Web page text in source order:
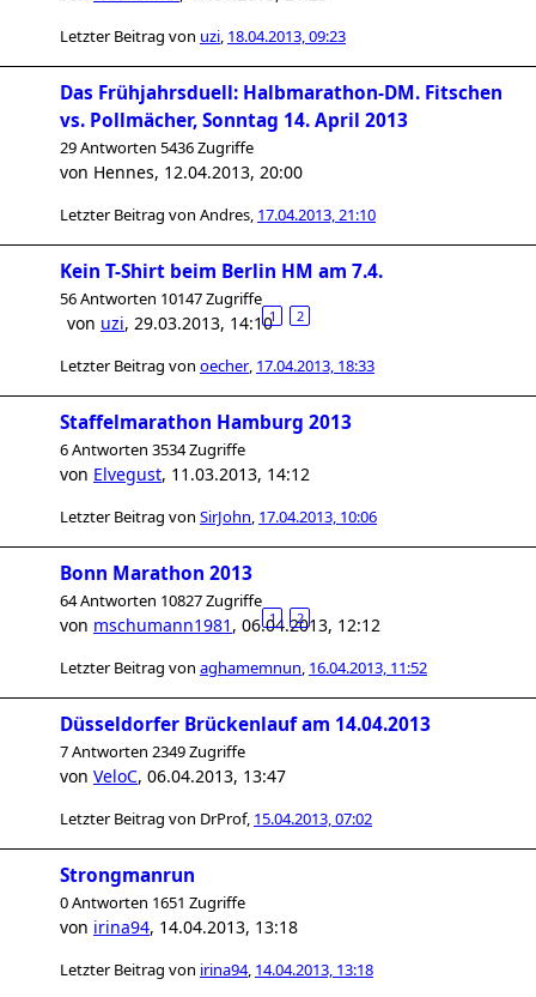
Letzter Beitrag von uzi, 18.04.2013, 09:23
Das Frühjahrsduell: Halbmarathon-DM. Fitschen
vs. Pollmächer, Sonntag 14. April 2013
29 Antworten 5436 Zugriffe
von Hennes, 12.04.2013, 20:00
Letzter Beitrag von Andres, 17.04.2013, 21:10
Kein T-Shirt beim Berlin HM am 7.4.
56 Antworten 10147 Zugriffe
1 2
von uzi, 29.03.2013, 14:10
Letzter Beitrag von oecher, 17.04.2013, 18:33
Staffelmarathon Hamburg 2013
6 Antworten 3534 Zugriffe
von Elvegust, 11.03.2013, 14:12
Letzter Beitrag von SirJohn, 17.04.2013, 10:06
Bonn Marathon 2013
64 Antworten 10827 Zugriffe
1 2
von mschumann1981 , 06.04.2013, 12:12
Letzter Beitrag von aghamemnun, 16.04.2013, 11:52
Düsseldorfer Brückenlauf am 14.04.2013
7 Antworten 2349 Zugriffe
von VeloC, 06.04.2013, 13:47
Letzter Beitrag von DrProf, 15.04.2013, 07:02
Strongmanrun
0 Antworten 1651 Zugriffe
von irina94, 14.04.2013, 13:18
Letzter Beitrag von irina94, 14.04.2013, 13:18